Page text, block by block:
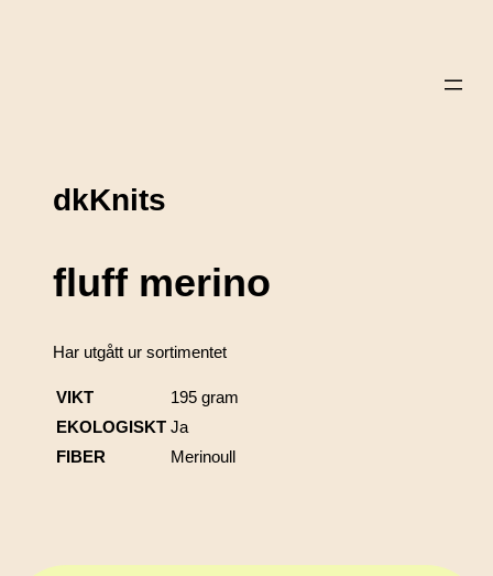
dkKnits
fluff merino
Har utgått ur sortimentet
VIKT
195 gram
EKOLOGISKT Ja
FIBER
Merinoull